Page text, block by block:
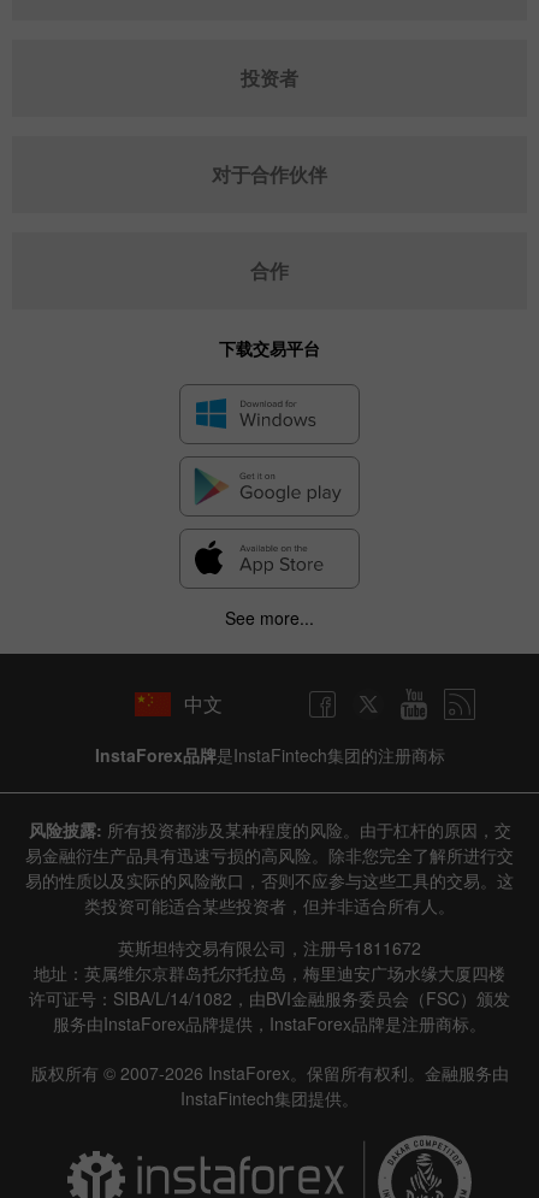
投资者
对于合作伙伴
合作
下载交易平台
See more...
中文
InstaForex品牌是InstaFintech集团的注册商标
风险披露: 所有投资都涉及某种程度的风险。由于杠杆的原因，交
易金融衍生产品具有迅速亏损的高风险。除非您完全了解所进行交
易的性质以及实际的风险敞口，否则不应参与这些工具的交易。这
类投资可能适合某些投资者，但并非适合所有人。
英斯坦特交易有限公司，注册号1811672
地址：英属维尔京群岛托尔托拉岛，梅里迪安广场水缘大厦四楼
许可证号：SIBA/L/14/1082，由BVI金融服务委员会（FSC）颁发
服务由InstaForex品牌提供，InstaForex品牌是注册商标。
版权所有 © 2007-2026 InstaForex。保留所有权利。金融服务由
InstaFintech集团提供。